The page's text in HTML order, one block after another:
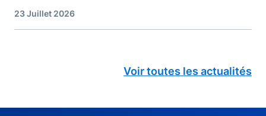
23 Juillet 2026
Voir toutes les actualités